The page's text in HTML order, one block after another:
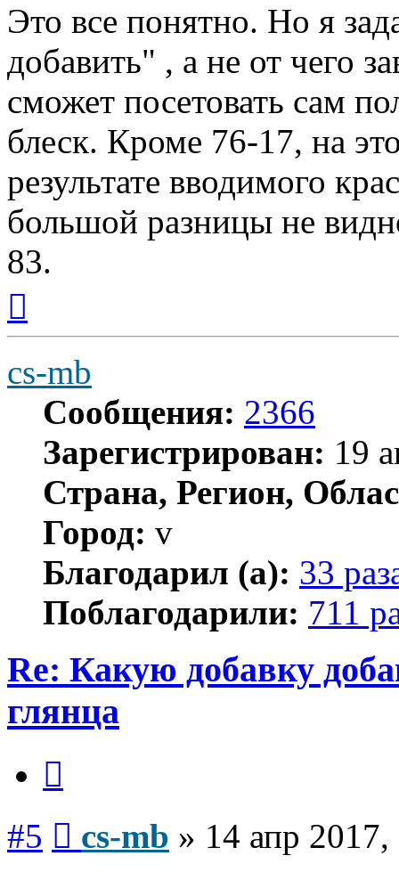
Это все понятно. Но я
добавить" , а не от чего
сможет посетовать сам
блеск. Кроме 76-17, на
результате вводимого
большой разницы не
83.
началу
cs-mb
Сообщения: 2366
Зарегистрирован: 19
Страна, Регион,
Город: v
Благодарил (а): 33
Поблагодарили: 711
Re: Какую добавку
глянца
#5 cs-mb » 14 апр